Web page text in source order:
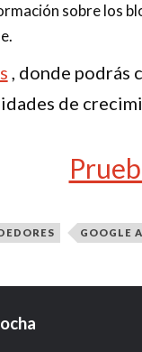
sobre los
, donde podrás
de
GOOGLE